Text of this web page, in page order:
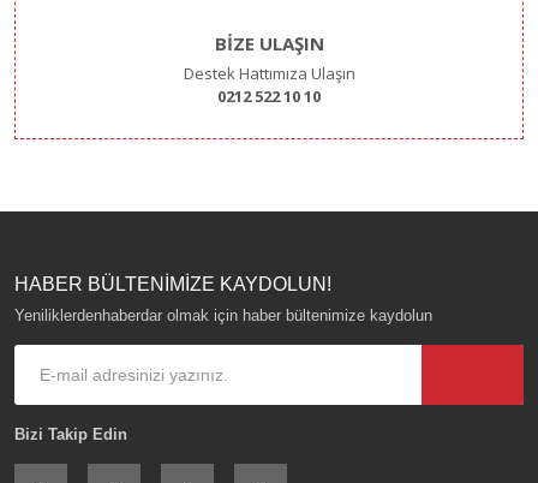
BİZE ULAŞIN
Destek Hattımıza Ulaşın
0212 522 10 10
HABER BÜLTENİMİZE KAYDOLUN!
Yeniliklerdenhaberdar olmak için haber bültenimize kaydolun
Bizi Takip Edin